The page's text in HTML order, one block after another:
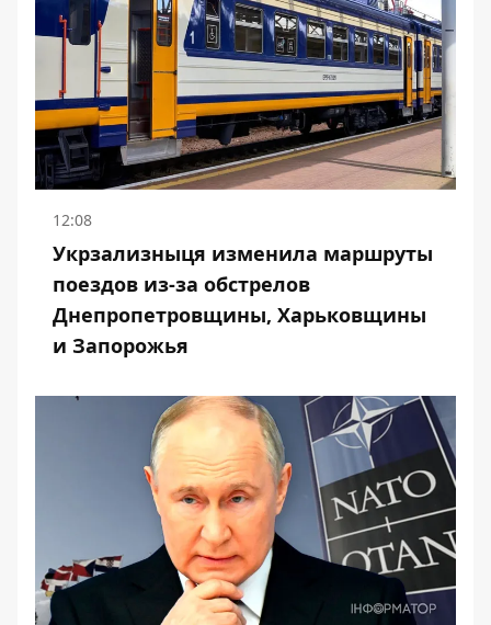
12:08
Укрзализныця изменила маршруты
поездов из-за обстрелов
Днепропетровщины, Харьковщины
и Запорожья